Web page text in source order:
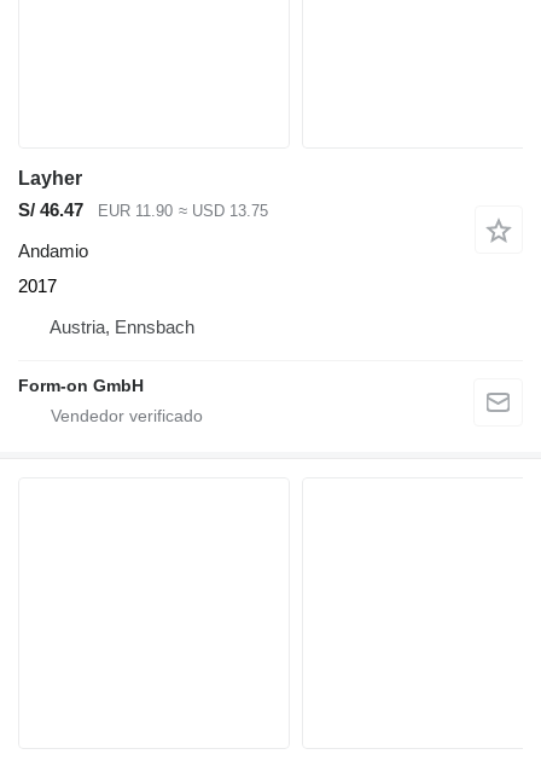
Layher
S/ 46.47
EUR 11.90 ≈ USD 13.75
Andamio
2017
Austria, Ennsbach
Form-on GmbH